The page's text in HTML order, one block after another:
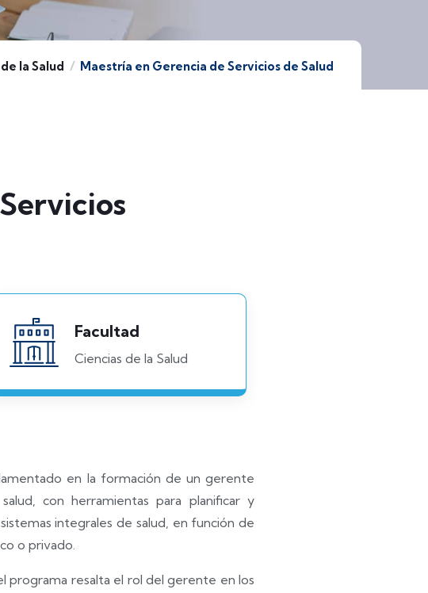
la Salud Maestría en Gerencia de Servicios de Salud
Facultad
Ciencias de la Salud
en la formación de un gerente
con herramientas para planificar y
integrales de salud, en función de
o privado.
programa resalta el rol del gerente en los